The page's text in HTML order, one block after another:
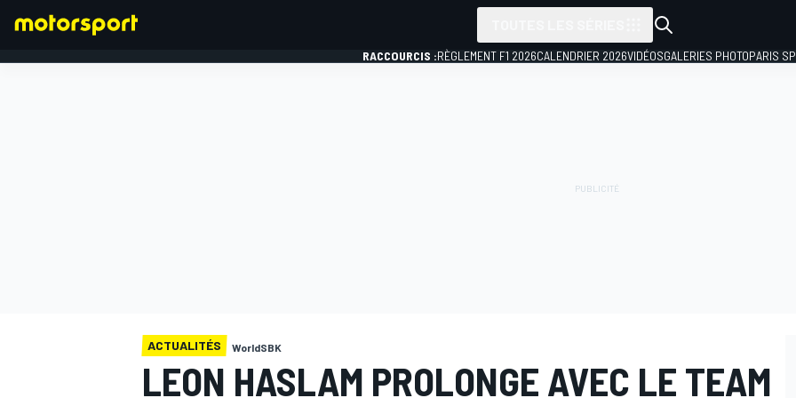
RACCOURCIS :RÈGLEMENT F1 2026CALENDRIER 2026VIDÉOSGALERIES PHOTOPARIS
ACTUALITÉS WorldSBK
LEON HASLAM PROLONGE AVEC LE TEAM